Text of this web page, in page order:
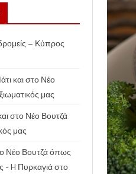
– Κύπρος
και στο Νέο
μας
στο Νέο Βουτζά
μας
Νέο Βουτζά όπως
- H Πυρκαγιά στο